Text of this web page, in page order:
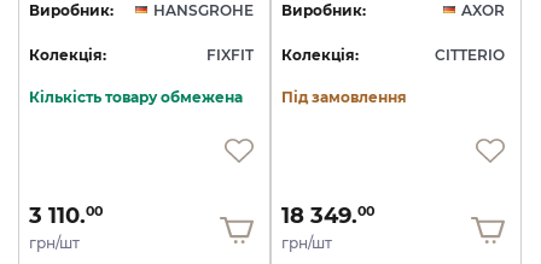
Виробник: HANSGROHE
Колекція: FIXFIT
Кількість товару обмежена
3 110.00
грн/шт
Виробник: AXOR
Колекція: CITTERIO
Під замовлення
18 349.00
грн/шт